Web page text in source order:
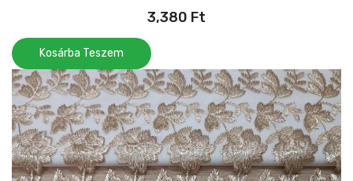
3,380 Ft
Kosárba Teszem